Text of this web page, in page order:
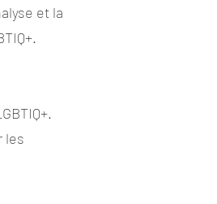
et la
les